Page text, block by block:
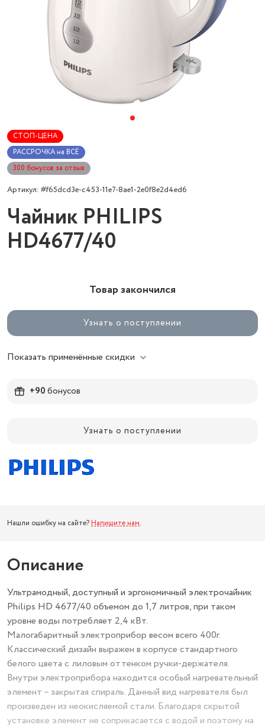
СТОП-ЦЕНА
РАССРОЧКА на ВСЁ
300 бонусов за отзыв
Артикул: #f65dcd3e-c453-11e7-8ae1-2e0f8e2d4ed6
Чайник PHILIPS
HD4677/40
Товар закончился
Узнать о поступлении
Показать применённые скидки
+90бонусов
Узнать о поступлении
Нашли ошибку на сайте? Напишите нам.
Описание
Ультрамодный, доступный и эргономичный электрочайник
Philips HD 4677/40 объемом до 1,7 литров, при таком
уровне воды потребляет 2,4 кВт.
Малогабаритный электроприбор весом всего 400г.
Классический дизайн выражен в корпусе стандартного
белого цвета с лиловым оттенком ручки-держателя.
Внутри электроприбора находится особый нагревательный
элемент – закрытая спираль. Данный вид нагревателя был
произведен из неокисляемой стали. Благодаря скрытой
установке элемент не соприкасается с водой и поэтому на